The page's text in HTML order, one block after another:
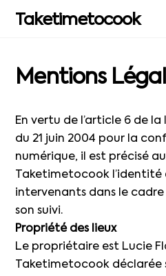
Taketimetocook
Mentions
En vertu de l’article 6 de
du 21 juin 2004 pour la
numérique, il est précisé
Taketimetocook
intervenants dans le
son suivi.
Propriété des lieux
Le propriétaire est Lucie
Taketimetocook déclarée